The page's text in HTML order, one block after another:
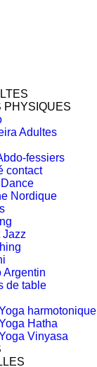
PHYSIQUES
Adultes
fessiers
contact
Nordique
Jazz
Argentin
de table
harmotonique
Hatha
Vinyasa